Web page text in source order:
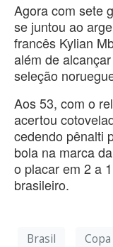
Agora com sete
se juntou ao
francês Kylian
além de
seleção
Aos 53, com o
acertou
cedendo pênalti
bola na marca
o placar em 2 a
brasileiro.
Brasil